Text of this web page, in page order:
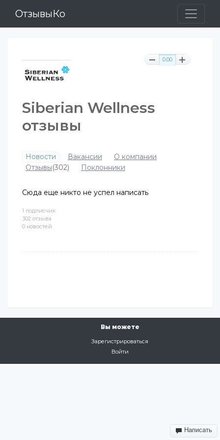
ОтзывыКо
1 подписчик
302 отзыва
0 новостей
0.00
Siberian Wellness
отзывы
Новости Вакансии
О компании
Отзывы(302) Поклонники
Сюда еще никто не успел написать
Вы можете
Зарегистрироваться
Войти
Написать